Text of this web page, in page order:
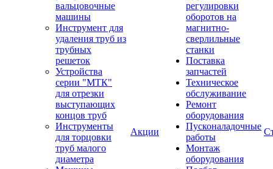
вальцовочные
машины
Инструмент для
удаления труб из
трубных
решеток
Устройства
серии "МТК"
для отрезки
выступающих
концов труб
Инструменты
для торцовки
труб малого
диаметра
Акции
регулировки
оборотов на
магнитно-
сверлильные
станки
Поставка
запчастей
Техническое
обслуживание
Ремонт
оборудования
Пусконаладочные
работы
Монтаж
оборудования